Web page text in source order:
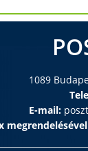
1089
E-mail: